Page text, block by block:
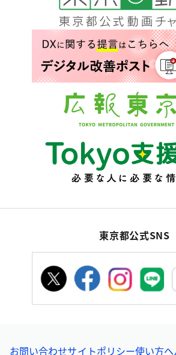
東京都公式SNS
お問い合わせサイトポリシー使い方